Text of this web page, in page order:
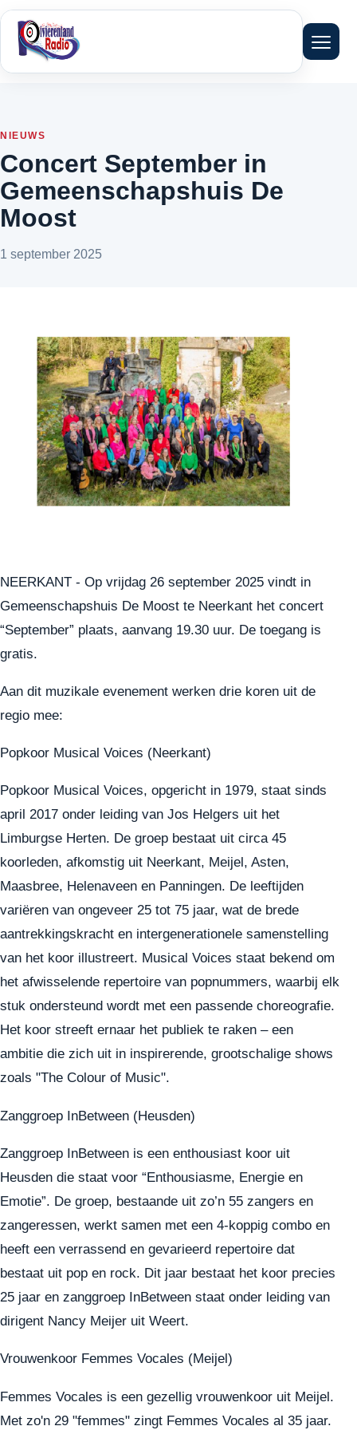
Menu
NIEUWS
Concert September in
Gemeenschapshuis De
Moost
1 september 2025
NEERKANT - Op vrijdag 26 september 2025 vindt in
Gemeenschapshuis De Moost te Neerkant het concert
“September” plaats, aanvang 19.30 uur. De toegang is
gratis.
Aan dit muzikale evenement werken drie koren uit de
regio mee:
Popkoor Musical Voices (Neerkant)
Popkoor Musical Voices, opgericht in 1979, staat sinds
april 2017 onder leiding van Jos Helgers uit het
Limburgse Herten. De groep bestaat uit circa 45
koorleden, afkomstig uit Neerkant, Meijel, Asten,
Maasbree, Helenaveen en Panningen. De leeftijden
variëren van ongeveer 25 tot 75 jaar, wat de brede
aantrekkingskracht en intergenerationele samenstelling
van het koor illustreert. Musical Voices staat bekend om
het afwisselende repertoire van popnummers, waarbij elk
stuk ondersteund wordt met een passende choreografie.
Het koor streeft ernaar het publiek te raken – een
ambitie die zich uit in inspirerende, grootschalige shows
zoals "The Colour of Music".
Zanggroep InBetween (Heusden)
Zanggroep InBetween is een enthousiast koor uit
Heusden die staat voor “Enthousiasme, Energie en
Emotie”. De groep, bestaande uit zo’n 55 zangers en
zangeressen, werkt samen met een 4-koppig combo en
heeft een verrassend en gevarieerd repertoire dat
bestaat uit pop en rock. Dit jaar bestaat het koor precies
25 jaar en zanggroep InBetween staat onder leiding van
dirigent Nancy Meijer uit Weert.
Vrouwenkoor Femmes Vocales (Meijel)
Femmes Vocales is een gezellig vrouwenkoor uit Meijel.
Met zo'n 29 "femmes" zingt Femmes Vocales al 35 jaar.